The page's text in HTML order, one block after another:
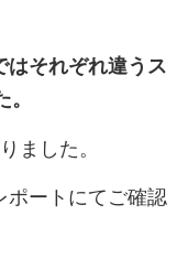
はそれぞれ違うス
ました。
ポートにてご確認